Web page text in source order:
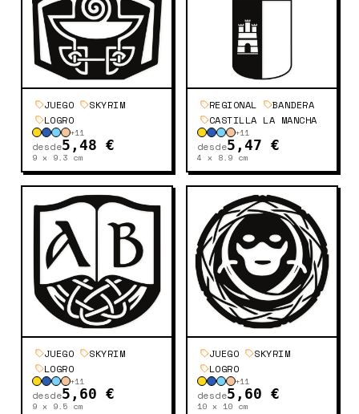
JUEGO
SKYRIM
LOGRO
+11
desde5,48 €
9 x 9.3 cm
REGIONAL
BANDERA
CASTILLA LA MANCHA
+11
desde5,47 €
4 x 8.9 cm
JUEGO
SKYRIM
LOGRO
+11
desde5,60 €
9 x 9.5 cm
JUEGO
SKYRIM
LOGRO
+11
desde5,60 €
10 x 10 cm